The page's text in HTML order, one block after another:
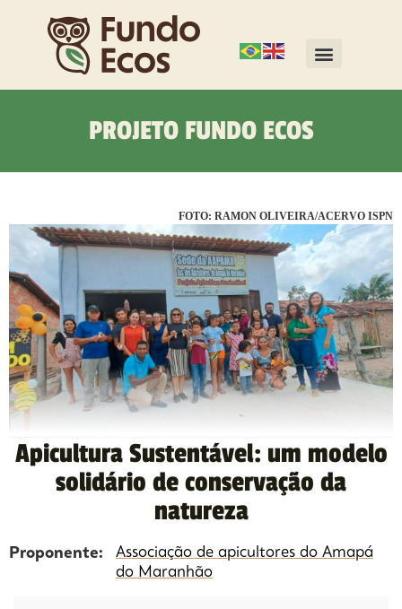
PROJETO FUNDO ECOS
FOTO: RAMON OLIVEIRA/ACERVO ISPN
Apicultura Sustentável: um modelo
solidário de conservação da
natureza
Proponente: Associação de apicultores do Amapá
do Maranhão